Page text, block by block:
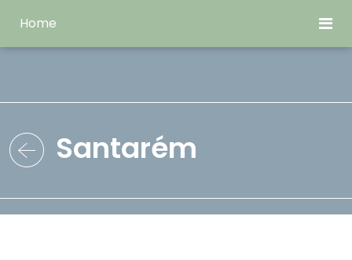
Home
Santarém